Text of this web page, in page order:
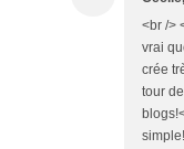
<br />
vrai
crée
tour